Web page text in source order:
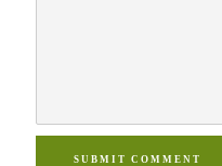
SUBMIT COMMENT